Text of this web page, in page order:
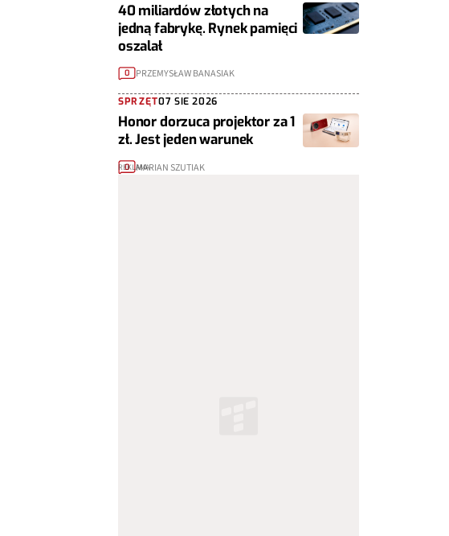
40 miliardów złotych na
jedną fabrykę. Rynek pamięci
oszalał
0 PRZEMYSŁAW BANASIAK
SPRZĘT07 SIE 2026
Honor dorzuca projektor za 1
zł. Jest jeden warunek
0 MARIAN SZUTIAK